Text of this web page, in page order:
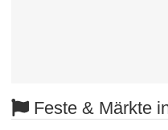
Feste & Märkte